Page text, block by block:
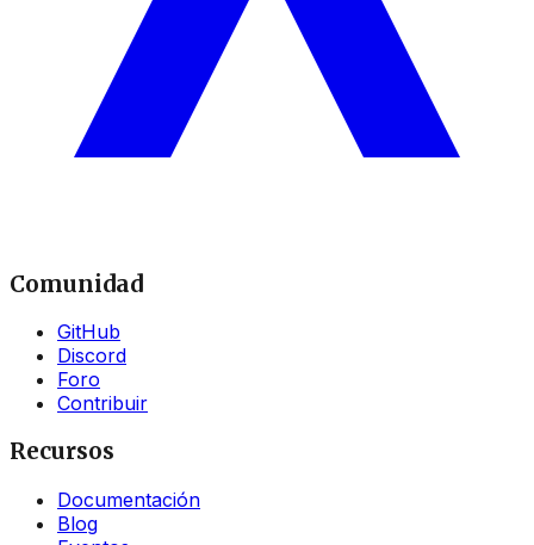
Comunidad
GitHub
Discord
Foro
Contribuir
Recursos
Documentación
Blog